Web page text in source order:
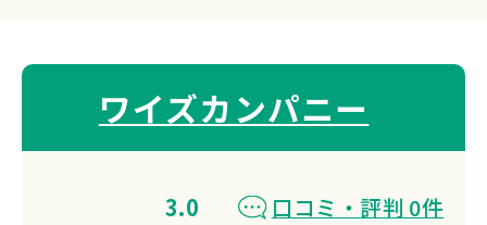
ワイズカンパニー
3.0
口コミ・評判 0件